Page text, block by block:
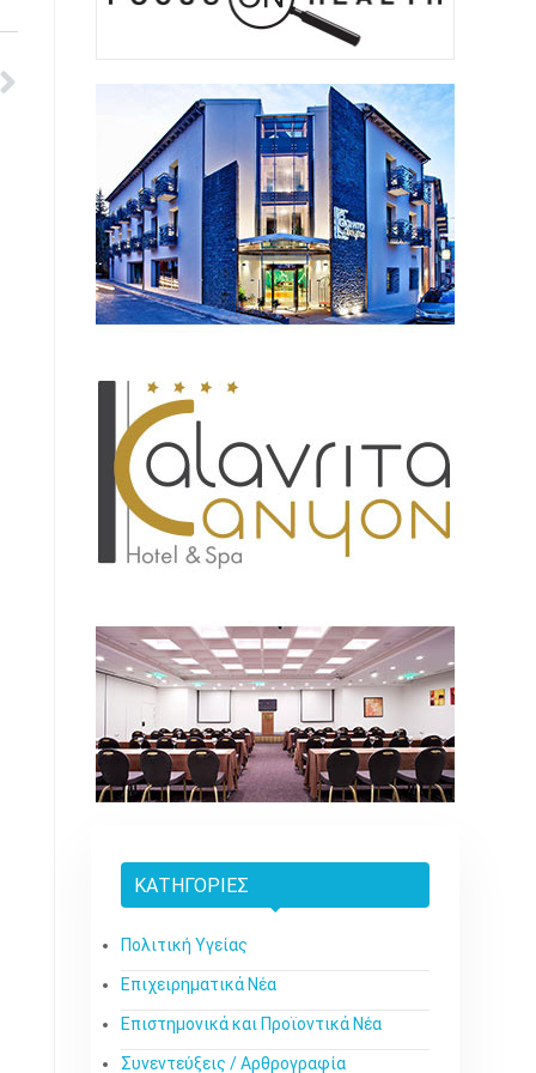
ΚΑΤΗΓΟΡΊΕΣ
Πολιτική Υγείας
Επιχειρηματικά Νέα
Επιστημονικά και Προϊοντικά Νέα
Συνεντεύξεις / Αρθρογραφία